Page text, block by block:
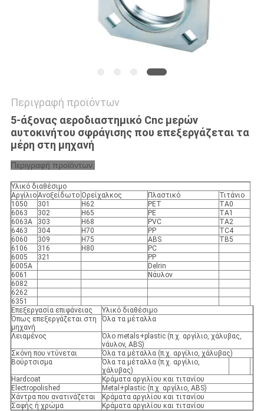
Περιγραφή προϊόντων
5-άξονας αεροδιαστημικό Cnc μερών
αυτοκινήτου σφράγισης που επεξεργάζεται τα
μέρη στη μηχανή
Περιγραφή προϊόντων:
Υλικό διαθέσιμο
ΑργίλιοΑνοξείδωτο Ορείχαλκος Πλαστικό
Τιτάνιο
1050
301 H62 PET
TA0
6063
302 H65 PE
TA1
6063A
303 H68 PVC
TA2
6463
304 H70 PP
TC4
6060
309 H75 ABS
TB5
6106
316 H80
PC
6005
321
PP
6005A
Delrin
6061
Νάυλον
6082
6262
6351
Επεξεργασία επιφάνειας
Υλικό διαθέσιμο
Όπως επεξεργάζεται στη
μηχανή
Όλα τα μέταλλα
Λειαμένος
Όλο metals+plastic (π.χ. αργίλιο, χάλυβας,
νάυλον, ABS)
Σκόνη που ντύνεται
Όλα τα μέταλλα (π.χ. αργίλιο, χάλυβας)
Βούρτσισμα
Όλα τα μέταλλα (π.χ. αργίλιο,
χάλυβας)
Hardcoat
Κράματα αργιλίου και τιτανίου
Electropolished
Metal+plastic (π.χ. αργίλιο, ABS)
Χάντρα που ανατινάζεται
Κράματα αργιλίου και τιτανίου
Σαφής ή χρώμα
Κράματα αργιλίου και τιτανίου